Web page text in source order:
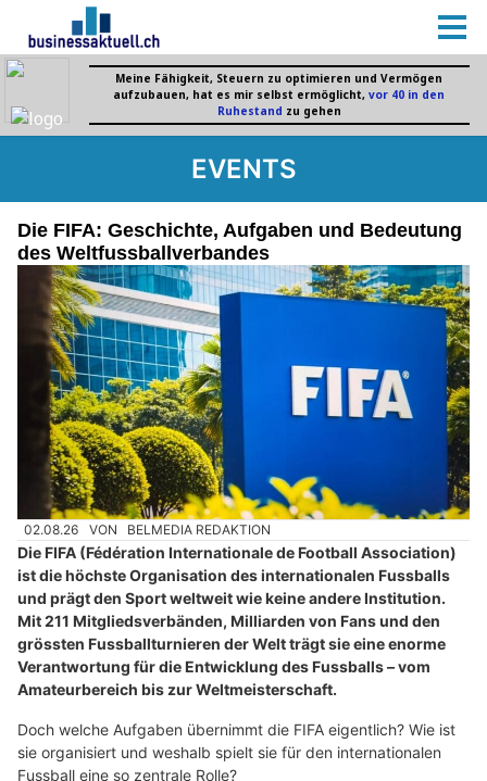
EVENTS
Die FIFA: Geschichte, Aufgaben und Bedeutung
des Weltfussballverbandes
02.08.26 VON BELMEDIA REDAKTION
Die FIFA (Fédération Internationale de Football Association)
ist die höchste Organisation des internationalen Fussballs
und prägt den Sport weltweit wie keine andere Institution.
Mit 211 Mitgliedsverbänden, Milliarden von Fans und den
grössten Fussballturnieren der Welt trägt sie eine enorme
Verantwortung für die Entwicklung des Fussballs – vom
Amateurbereich bis zur Weltmeisterschaft.
Doch welche Aufgaben übernimmt die FIFA eigentlich? Wie ist
sie organisiert und weshalb spielt sie für den internationalen
Fussball eine so zentrale Rolle?